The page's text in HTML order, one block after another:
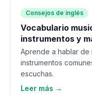
Consejos de inglés
Vocabulario
instrumentos y
Aprende a hablar de
instrumentos
escuchas.
Leer más →